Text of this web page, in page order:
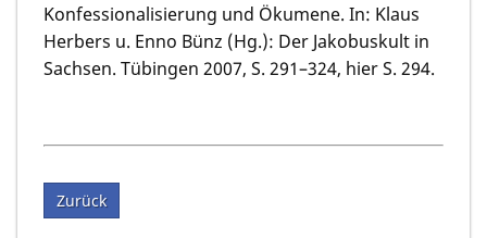
Konfessionalisierung und Ökumene. In: Klaus
Herbers u. Enno Bünz (Hg.): Der Jakobuskult in
Sachsen. Tübingen 2007, S. 291–324, hier S. 294.
Zurück